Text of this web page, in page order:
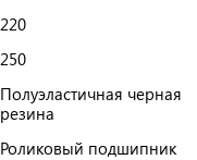
220
250
Полуэластичная черная
резина
Роликовый подшипник